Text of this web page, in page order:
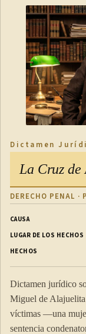
manejarla con la
seguridad de los
ARTÍCULO
Uso limitado del
El Sistema de
equipo para
privacidadde los
para identificar el
llama al Sistema.
ARTÍCULO
Dictamen
La Cruz
DERECHO PENAL ·
CAUSA
LUGAR DE LOS HECHOS
HECHOS
Dictamen jurídico
Miguel de
víctimas —una
sentencia